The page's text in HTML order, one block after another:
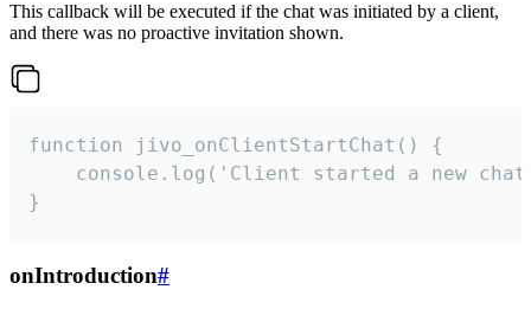
This callback will be executed if the chat was initiated by a client,
and there was no proactive invitation shown.
function jivo_onClientStartChat() {
console.log('Client started a new
}
onIntroduction#